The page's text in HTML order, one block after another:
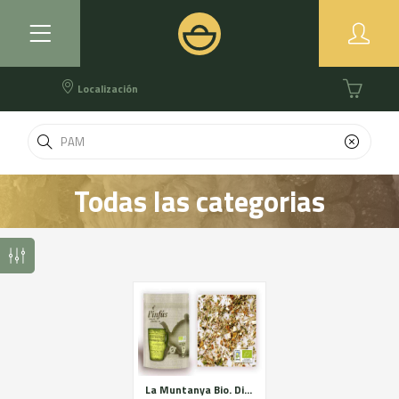
Localización
Todas las categorias
La Muntanya Bio. Digestiva relajante y respiratoria. Cultivo ecológico certificado